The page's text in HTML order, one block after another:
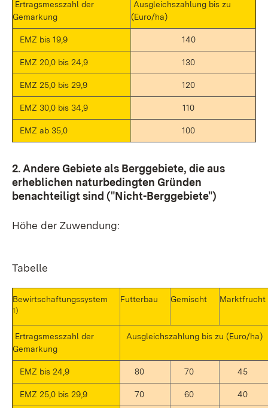
Ertragsmesszahl der
Gemarkung
Ausgleichszahlung bis zu
(Euro/ha)
EMZ bis 19,9 140
EMZ 20,0 bis 24,9 130
EMZ 25,0 bis 29,9 120
EMZ 30,0 bis 34,9 110
EMZ ab 35,0 100
2. Andere Gebiete als Berggebiete, die aus
erheblichen naturbedingten Gründen
benachteiligt sind ("Nicht-Berggebiete")
Höhe der Zuwendung:
Tabelle
Bewirtschaftungssystem
1)
Futterbau Gemischt Marktfrucht
Ertragsmesszahl der
Gemarkung
Ausgleichszahlung bis zu (Euro/ha)
EMZ bis 24,9 80 70 45
EMZ 25,0 bis 29,9 70 60 40